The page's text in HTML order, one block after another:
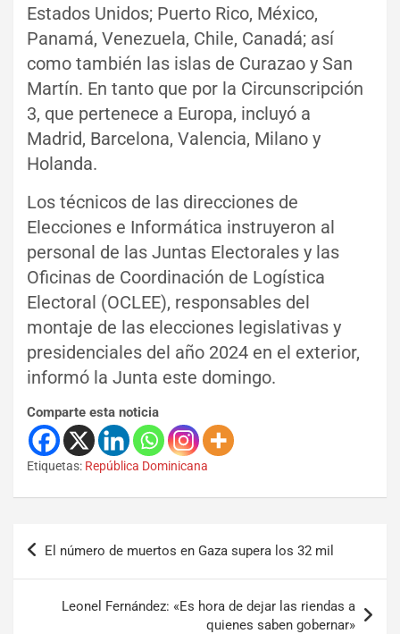
Estados Unidos; Puerto Rico, México,
Panamá, Venezuela, Chile, Canadá; así
como también las islas de Curazao y San
Martín. En tanto que por la Circunscripción
3, que pertenece a Europa, incluyó a
Madrid, Barcelona, Valencia, Milano y
Holanda.
Los técnicos de las direcciones de
Elecciones e Informática instruyeron al
personal de las Juntas Electorales y las
Oficinas de Coordinación de Logística
Electoral (OCLEE), responsables del
montaje de las elecciones legislativas y
presidenciales del año 2024 en el exterior,
informó la Junta este domingo.
Comparte esta noticia
Etiquetas: República Dominicana
El número de muertos en Gaza supera los 32 mil
Leonel Fernández: «Es hora de dejar las riendas a
quienes saben gobernar»